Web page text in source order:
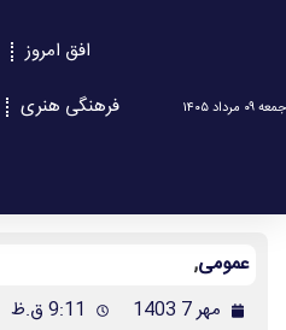
جمعه ۰۹ مرداد ۱۴۰۵
افق امروز
فرهنگی هنری
عمومی,
مهر 7 1403 9:11 ق.ظ